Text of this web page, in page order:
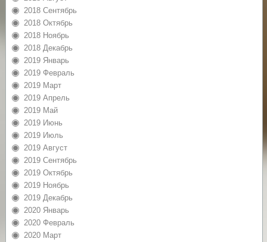
2018 Сентябрь
2018 Октябрь
2018 Ноябрь
2018 Декабрь
2019 Январь
2019 Февраль
2019 Март
2019 Апрель
2019 Май
2019 Июнь
2019 Июль
2019 Август
2019 Сентябрь
2019 Октябрь
2019 Ноябрь
2019 Декабрь
2020 Январь
2020 Февраль
2020 Март